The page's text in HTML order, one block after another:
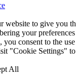
website to give you
your
consent to the
"Cookie Settings"
All